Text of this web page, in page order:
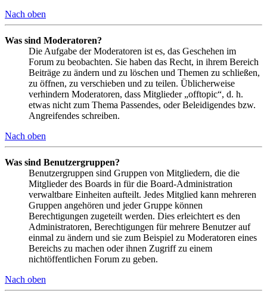
Nach oben
Was sind Moderatoren?
Die Aufgabe der Moderatoren ist es, das Geschehen im
Forum zu beobachten. Sie haben das Recht, in ihrem Bereich
Beiträge zu ändern und zu löschen und Themen zu schließen,
zu öffnen, zu verschieben und zu teilen. Üblicherweise
verhindern Moderatoren, dass Mitglieder „offtopic“, d. h.
etwas nicht zum Thema Passendes, oder Beleidigendes bzw.
Angreifendes schreiben.
Nach oben
Was sind Benutzergruppen?
Benutzergruppen sind Gruppen von Mitgliedern, die die
Mitglieder des Boards in für die Board-Administration
verwaltbare Einheiten aufteilt. Jedes Mitglied kann mehreren
Gruppen angehören und jeder Gruppe können
Berechtigungen zugeteilt werden. Dies erleichtert es den
Administratoren, Berechtigungen für mehrere Benutzer auf
einmal zu ändern und sie zum Beispiel zu Moderatoren eines
Bereichs zu machen oder ihnen Zugriff zu einem
nichtöffentlichen Forum zu geben.
Nach oben